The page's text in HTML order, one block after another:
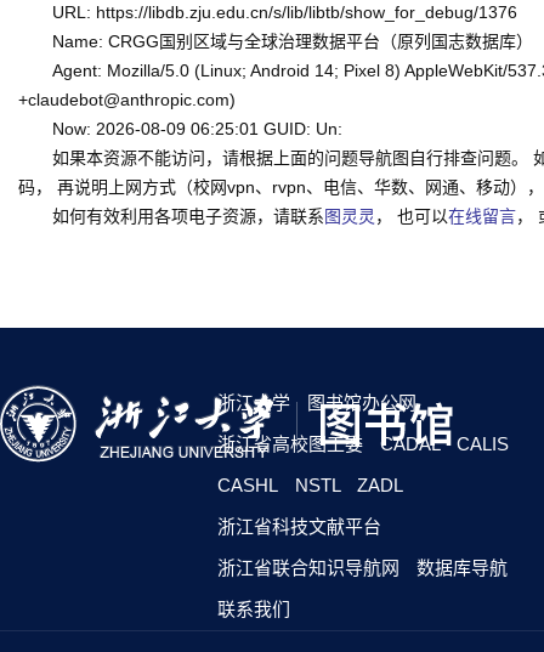
URL: https://libdb.zju.edu.cn/s/lib/libtb/show_for_debug/1376
Name: CRGG国别区域与全球治理数据平台（原列国志数据库）
Agent: Mozilla/5.0 (Linux; Android 14; Pixel 8) AppleWebKit/
+claudebot@anthropic.com)
Now: 2026-08-09 06:25:01 GUID: Un:
如果本资源不能访问，请根据上面的问题导航图自行排查问题。
码， 再说明上网方式（校网vpn、rvpn、电信、华数、网通、移动）
如何有效利用各项电子资源，请联系图灵灵 ， 也可以在线留言，
浙江大学
图书馆办公网
浙江省高校图工委
CADAL
CALIS
CASHL
NSTL
ZADL
浙江省科技文献平台
浙江省联合知识导航网
数据库导航
联系我们